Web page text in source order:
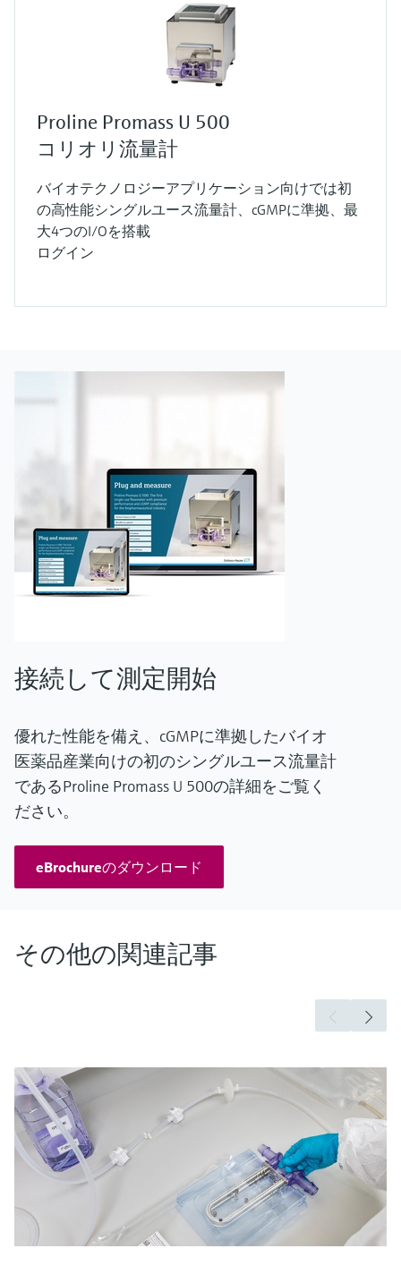
Proline Promass U 500
コリオリ流量計
バイオテクノロジーアプリケーション向けでは初
の高性能シングルユース流量計、cGMPに準拠、最
大4つのI/Oを搭載
ログイン
接続して測定開始
優れた性能を備え、cGMPに準拠したバイオ
医薬品産業向けの初のシングルユース流量計
であるProline Promass U 500の詳細をご覧く
ださい。
eBrochureのダウンロード
その他の関連記事